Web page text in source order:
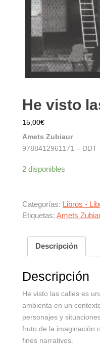
He visto
15,00€
Amets Zubiaur
9788412961171 – DDT
2 disponibles
Categorías: Libros -
Etiquetas: Amets
Descripción
Descripción
He visto las calles es
ambienta en un
personajes y
fruto de la imaginación
fines narrativos.